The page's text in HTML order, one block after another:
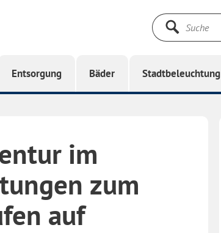
Suche
Entsorgung Bäder Stadtbeleuchtung
im
zum
auf